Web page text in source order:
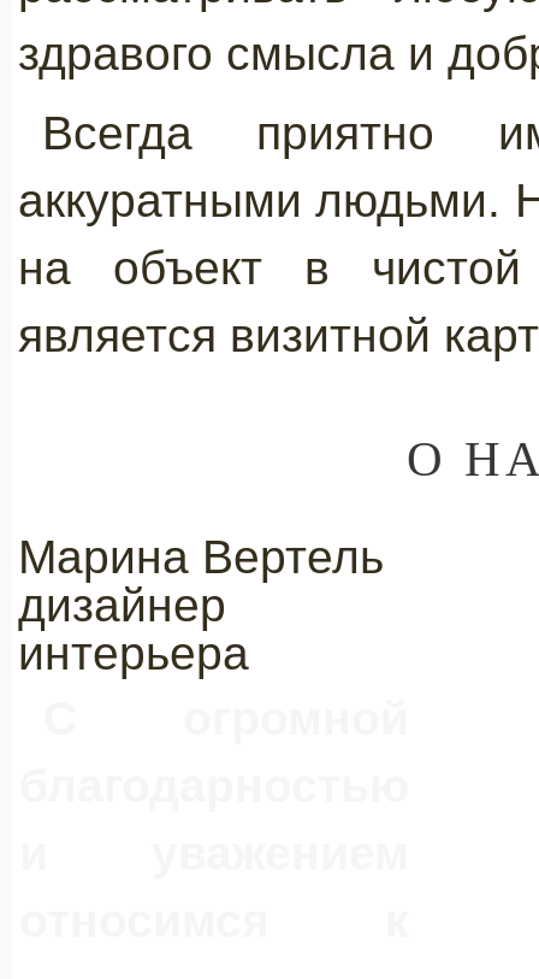
здравого смысла и
Всегда приятно
аккуратными людьми.
на объект в
является визитной
О
Марина Вертель
дизайнер
интерьера